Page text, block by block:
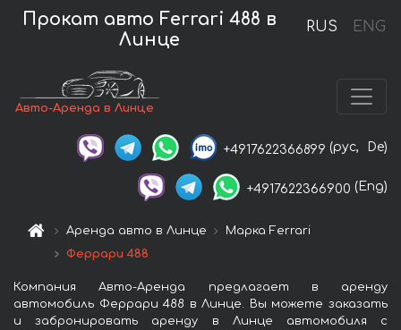
RUS ENG
Прокат авто Ferrari 488 в
Линце
Авто-Аренда в Линце
+4917622366899 (рус, De)
+4917622366900 (Eng)
Аренда авто в Линце
Марка Ferrari
Феррари 488
Компания Авто-Аренда предлагает в аренду
автомобиль Феррари 488 в Линце. Вы можете заказать
и забронировать аренду в Линце автомобиля с